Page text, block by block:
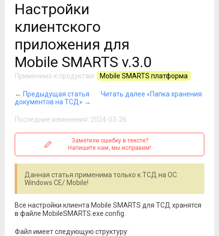
Настройки
клиентского
приложения для
Mobile SMARTS v.3.0
Применимо к продуктам: Mobile SMARTS платформа
← Предыдущая статья
Читать далее «Папка хранения
документов на ТСД» →
Последние изменения: 2024-03-26
Заметили ошибку в тексте?
Напишите нам, мы исправим!
Данная статья применима только к ТСД на ОС
Windows CE/ Mobile!
Все настройки клиента Mobile SMARTS для ТСД хранятся
в файле MobileSMARTS.exe.config.
Файл имеет следующую структуру: